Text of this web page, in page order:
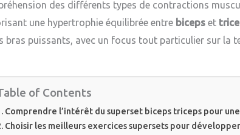
des différents types de contractions
une hypertrophie équilibrée entre bicepset
bras puissants, avec un focus tout particulier sur la
of Contents
Comprendre l’intérêt du superset biceps triceps pour
Choisir les meilleurs exercices supersets pour